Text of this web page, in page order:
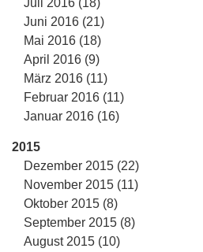
Juni 2016 (21)
Mai 2016 (18)
April 2016 (9)
März 2016 (11)
Februar 2016 (11)
Januar 2016 (16)
2015
Dezember 2015 (22)
November 2015 (11)
Oktober 2015 (8)
September 2015 (8)
August 2015 (10)